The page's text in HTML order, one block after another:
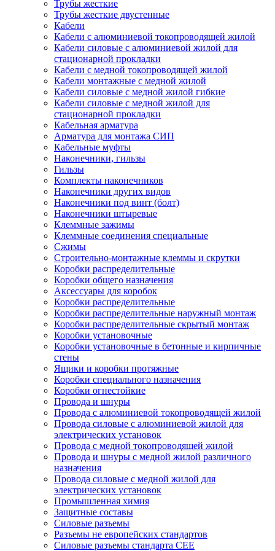
Трубы жесткие
Трубы жесткие двустенные
Кабели
Кабели с алюминиевой токопроводящей жилой
Кабели силовые с алюминиевой жилой для
стационарной прокладки
Кабели с медной токопроводящей жилой
Кабели монтажные с медной жилой
Кабели силовые с медной жилой гибкие
Кабели силовые с медной жилой для
стационарной прокладки
Кабельная арматура
Арматура для монтажа СИП
Кабельные муфты
Наконечники, гильзы
Гильзы
Комплекты наконечников
Наконечники других видов
Наконечники под винт (болт)
Наконечники штыревые
Клеммные зажимы
Клеммные соединения специальные
Сжимы
Строительно-монтажные клеммы и скрутки
Коробки распределительные
Коробки общего назначения
Аксессуары для коробок
Коробки распределительные
Коробки распределительные наружный монтаж
Коробки распределительные скрытый монтаж
Коробки установочные
Коробки установочные в бетонные и кирпичные
стены
Ящики и коробки протяжные
Коробки специального назначения
Коробки огнестойкие
Провода и шнуры
Провода с алюминиевой токопроводящей жилой
Провода силовые с алюминиевой жилой для
электрических установок
Провода с медной токопроводящей жилой
Провода и шнуры с медной жилой различного
назначения
Провода силовые с медной жилой для
электрических установок
Промышленная химия
Защитные составы
Силовые разъемы
Разъемы не европейских стандартов
Силовые разъемы стандарта CEE